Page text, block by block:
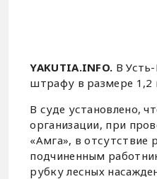
YAKUTIA.INFO. В
штрафу в размере 1,2
В суде установлено,
организации, при
«Амга», в отсутствие
подчиненным
рубку лесных